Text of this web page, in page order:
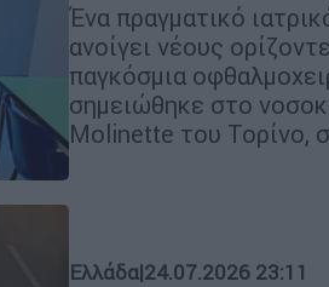
Ένα πραγματικό
ανοίγει νέους
παγκόσμια
σημειώθηκε στο
Molinette του Τορίνο,
Ελλάδα|24.07.2026 23:11